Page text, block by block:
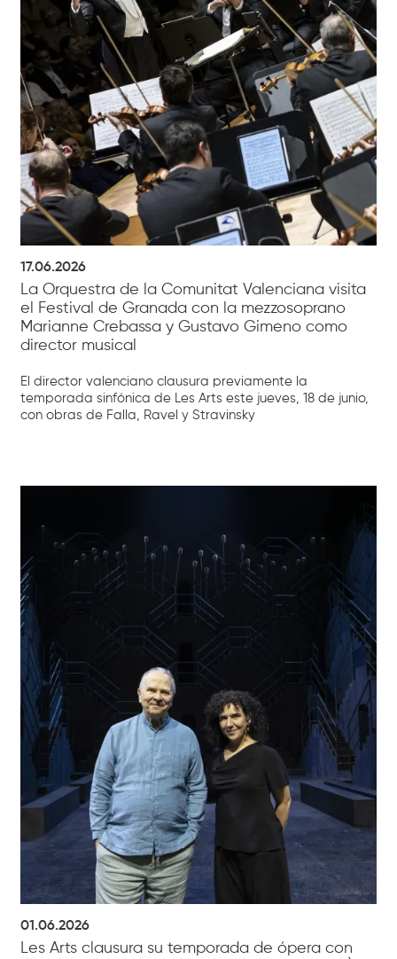
17.06.2026
La Orquestra de la Comunitat Valenciana visita
el Festival de Granada con la mezzosoprano
Marianne Crebassa y Gustavo Gimeno como
director musical
El director valenciano clausura previamente la
temporada sinfónica de Les Arts este jueves, 18 de junio,
con obras de Falla, Ravel y Stravinsky
01.06.2026
Les Arts clausura su temporada de ópera con